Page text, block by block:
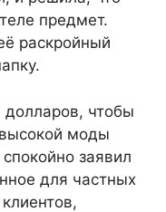
предмет.
раскройный
долларов, чтобы
моды
заявил
для частных